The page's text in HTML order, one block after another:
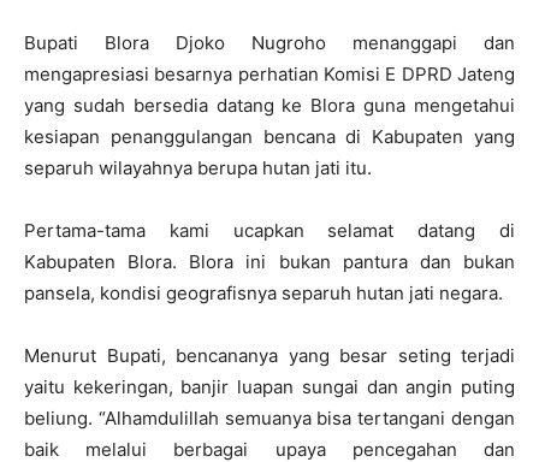
Bupati Blora Djoko Nugroho menanggapi dan
mengapresiasi besarnya perhatian Komisi E DPRD Jateng
yang sudah bersedia datang ke Blora guna mengetahui
kesiapan penanggulangan bencana di Kabupaten yang
separuh wilayahnya berupa hutan jati itu.
Pertama-tama kami ucapkan selamat datang di
Kabupaten Blora. Blora ini bukan pantura dan bukan
pansela, kondisi geografisnya separuh hutan jati negara.
Menurut Bupati, bencananya yang besar seting terjadi
yaitu kekeringan, banjir luapan sungai dan angin puting
beliung. “Alhamdulillah semuanya bisa tertangani dengan
baik melalui berbagai upaya pencegahan dan